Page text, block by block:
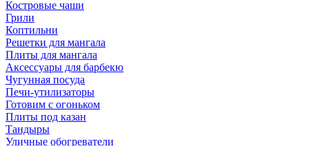
Костровые чаши
Грили
Коптильни
Решетки для мангала
Плиты для мангала
Аксессуары для барбекю
Чугунная посуда
Печи-утилизаторы
Готовим с огоньком
Плиты под казан
Тандыры
Уличные обогреватели